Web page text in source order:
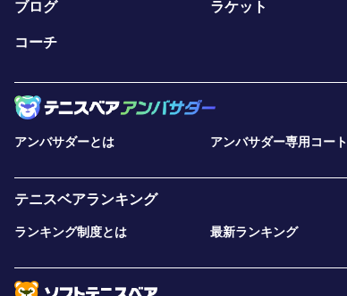
ブログ ラケット
コーチ
アンバサダーとは アンバサダー専用コート
テニスベアランキング
ランキング制度とは 最新ランキング